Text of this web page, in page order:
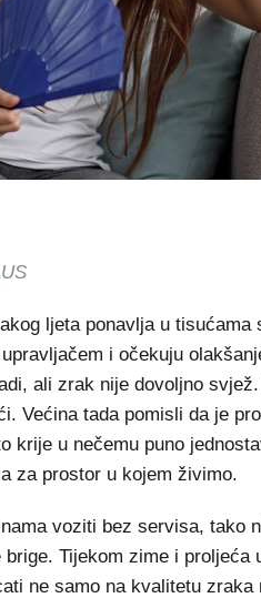
ljeta ponavlja u tisućama
i očekuju
ali zrak nije dovoljno
Većina tada pomisli da je
krije u nečemu puno
za prostor u kojem živimo.
voziti bez servisa, tako
Tijekom zime i proljeća
ne samo na kvalitetu zraka